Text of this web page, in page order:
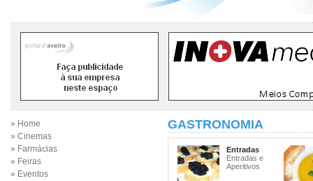
» Home
» Cinemas
» Farmácias
» Feiras
» Eventos
GASTRONOMIA
Entradas
Entradas e
Aperitivos